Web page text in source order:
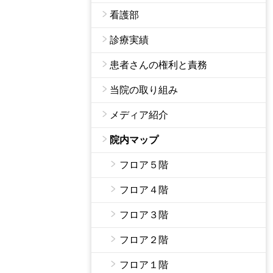
看護部
診療実績
患者さんの権利と責務
当院の取り組み
メディア紹介
院内マップ
フロア５階
フロア４階
フロア３階
フロア２階
フロア１階